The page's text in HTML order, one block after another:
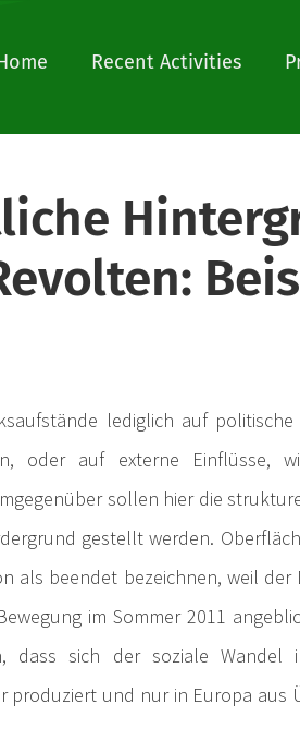
Recent Activities
lediglich auf
oder auf externe Einflüsse,
sollen hier die
gestellt werden.
als beendet bezeichnen, weil
im Sommer 2011
dass sich der soziale Wandel
produziert und nur in Europa aus